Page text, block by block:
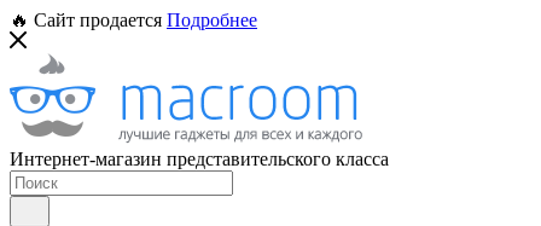
🔥 Сайт продается Подробнее
Интернет-магазин представительского класса